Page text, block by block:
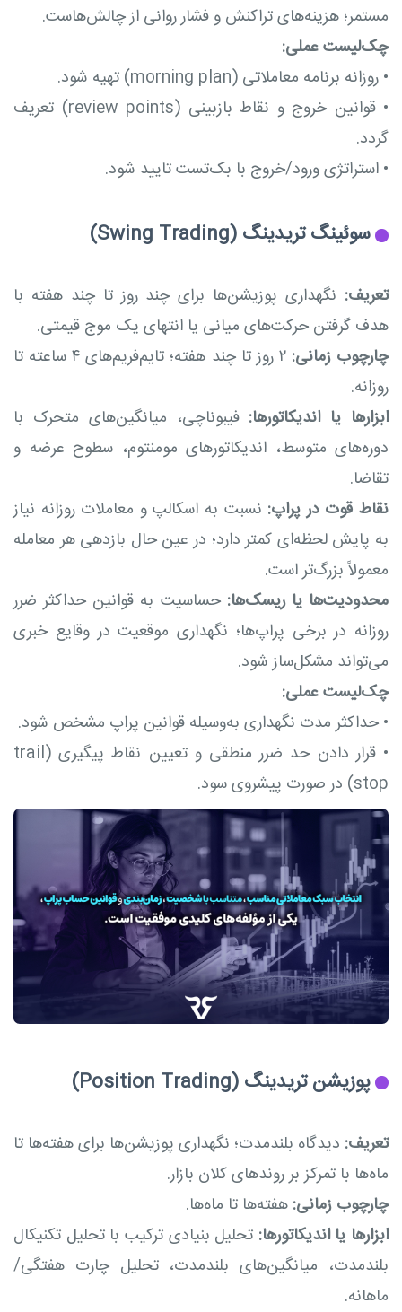
مستمر؛ هزینه‌های تراکنش و فشار روانی از چالش‌هاست.
چک‌لیست عملی:
• روزانه برنامه معاملاتی (morning plan) تهیه شود.
•
قوانین خروج و نقاط بازبینی (review points) تعریف
گردد.
• استراتژی ورود/خروج با بک‌تست تایید شود.
سوئینگ تریدینگ (Swing Trading)
تعریف: نگهداری پوزیشن‌ها برای چند روز تا چند هفته با
هدف گرفتن حرکت‌های میانی یا انتهای یک موج قیمتی.
چارچوب زمانی:
۲ روز تا چند هفته؛ تایم‌فریم‌های ۴ ساعته تا
روزانه.
ابزارها یا اندیکاتورها: فیبوناچی، میانگین‌های متحرک با
دوره‌های متوسط، اندیکاتورهای مومنتوم، سطوح عرضه و
تقاضا.
نقاط قوت در پراپ: نسبت به اسکالپ و معاملات روزانه نیاز
به پایش لحظه‌ای کمتر دارد؛ در عین حال بازدهی هر معامله
معمولاً بزرگ‌تر است.
محدودیت‌ها یا ریسک‌ها: حساسیت به قوانین حداکثر ضرر
روزانه در برخی پراپ‌ها؛ نگهداری موقعیت در وقایع خبری
می‌تواند مشکل‌ساز شود.
چک‌لیست عملی:
• حداکثر مدت نگهداری به‌وسیله قوانین پراپ مشخص شود.
•
قرار دادن حد ضرر منطقی و تعیین نقاط پیگیری (trail
stop) در صورت پیشروی سود.
پوزیشن تریدینگ (Position Trading)
تعریف: دیدگاه بلندمدت؛ نگهداری پوزیشن‌ها برای هفته‌ها تا
ماه‌ها با تمرکز بر روندهای کلان بازار.
چارچوب زمانی: هفته‌ها تا ماه‌ها.
ابزارها یا اندیکاتورها: تحلیل بنیادی ترکیب با تحلیل تکنیکال
بلندمدت، میانگین‌های بلندمدت، تحلیل چارت هفتگی/
ماهانه.